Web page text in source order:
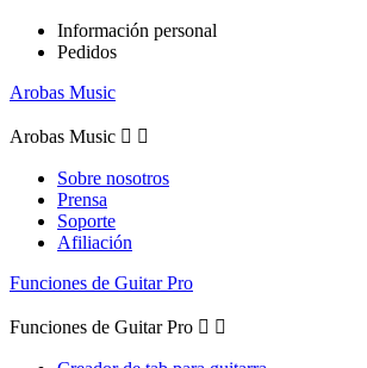
Información personal
Pedidos
Arobas Music
Arobas Music  
Sobre nosotros
Prensa
Soporte
Afiliación
Funciones de Guitar Pro
Funciones de Guitar Pro  